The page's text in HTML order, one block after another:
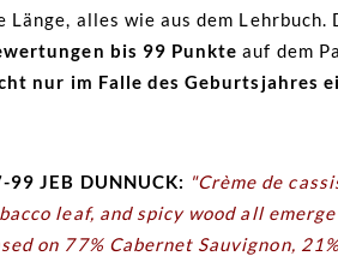
Länge, alles wie aus dem Lehrbuch.
bis 99 Punkte auf dem
nur im Falle des Geburtsjahres
99 JEB DUNNUCK: "Crème de
leaf, and spicy wood all
on 77% Cabernet Sauvignon,